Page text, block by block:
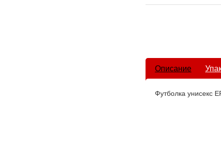
Описание
Футболка унисекс